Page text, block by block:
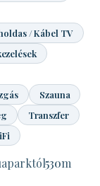
/ Kábel TV
Szauna
Transzfer
530m